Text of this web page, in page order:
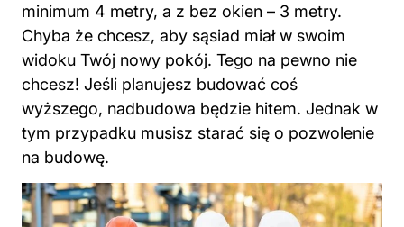
minimum 4 metry, a z bez okien – 3 metry.
Chyba że chcesz, aby sąsiad miał w swoim
widoku Twój nowy pokój. Tego na pewno nie
chcesz! Jeśli planujesz budować coś
wyższego, nadbudowa będzie hitem. Jednak w
tym przypadku musisz starać się o pozwolenie
na budowę.